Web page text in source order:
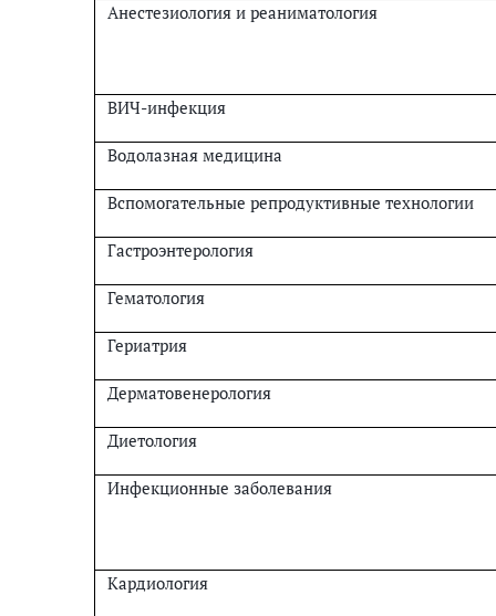
Анестезиология и реаниматология
ВИЧ-инфекция
Водолазная медицина
Вспомогательные репродуктивные технологии
Гастроэнтерология
Гематология
Гериатрия
Дерматовенерология
Диетология
Инфекционные заболевания
Кардиология